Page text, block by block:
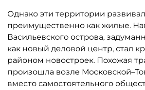
Однако эти территории
преимущественно как жилые.
Васильевского острова,
как новый деловой центр, стал
районом новостроек. Похожая
произошла возле
вместо самостоятельного